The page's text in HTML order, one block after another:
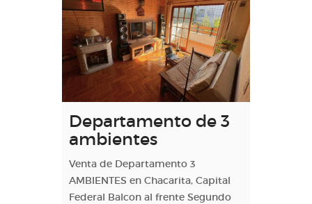
Departamento de 3
ambientes
Venta de Departamento 3
AMBIENTES en Chacarita, Capital
Federal Balcon al frente Segundo